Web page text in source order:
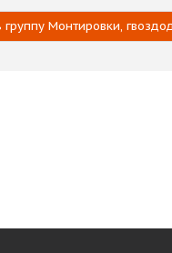
группу Монтировки,